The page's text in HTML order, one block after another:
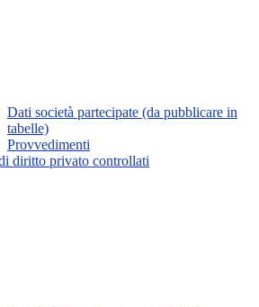
Dati società partecipate (da pubblicare in
tabelle)
Provvedimenti
diritto privato controllati